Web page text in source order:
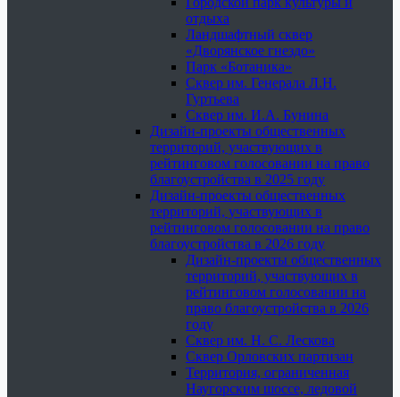
отдыха
Ландшафтный сквер
«Дворянское гнездо»
Парк «Ботаника»
Сквер им. Генерала Л.Н.
Гуртьева
Сквер им. И.А. Бунина
Дизайн-проекты общественных
территорий, участвующих в
рейтинговом голосовании на право
благоустройства в 2025 году
Дизайн-проекты общественных
территорий, участвующих в
рейтинговом голосовании на право
благоустройства в 2026 году
Дизайн-проекты общественных
территорий, участвующих в
рейтинговом голосовании на
право благоустройства в 2026
году
Сквер им. Н. С. Лескова
Сквер Орловских партизан
Территория, ограниченная
Наугорским шоссе, ледовой